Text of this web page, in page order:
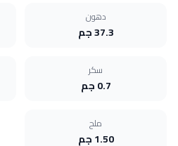
دهون
37.3 جم
سكر
0.7 جم
ملح
1.50 جم